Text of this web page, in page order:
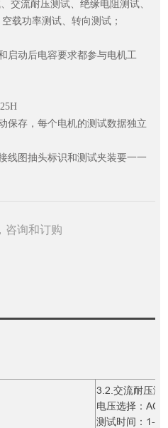
交流耐压测试、绝缘电阻测试、
载功率测试、转向测试；
启动后电容要求都参与电机工
保存，每个电机的测试数据独立
线图抽头标识和测试夹装要一一
咨询和订购
3.2.交流耐压测
电压选择：AC
测试时间：1-